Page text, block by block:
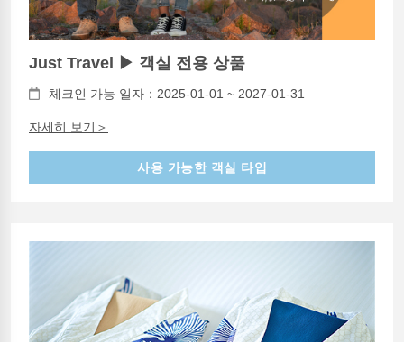
Just Travel ▶ 객실 전용 상품
체크인 가능 일자：2025-01-01 ~ 2027-01-31
자세히 보기＞
사용 가능한 객실 타입